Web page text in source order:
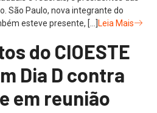
São Paulo, nova integrante do
esteve presente, […]Leia Mais
do CIOESTE
Dia D contra
em reunião